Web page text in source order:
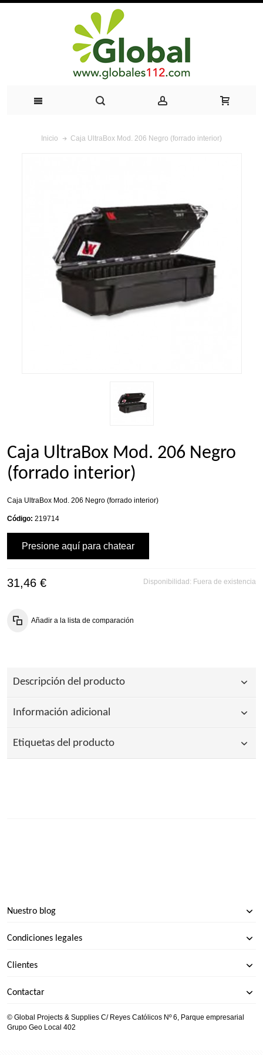
Inicio Caja UltraBox Mod. 206 Negro (forrado interior)
Caja UltraBox Mod. 206 Negro
(forrado interior)
Caja UltraBox Mod. 206 Negro (forrado interior)
Código: 219714
Presione aquí para chatear
Disponibilidad: Fuera de existencia
31,46 €
Añadir a la lista de comparación
Descripción del producto
Información adicional
Etiquetas del producto
Nuestro blog
Condiciones legales
Clientes
Contactar
© Global Projects & Supplies C/ Reyes Católicos Nº 6, Parque empresarial
Grupo Geo Local 402